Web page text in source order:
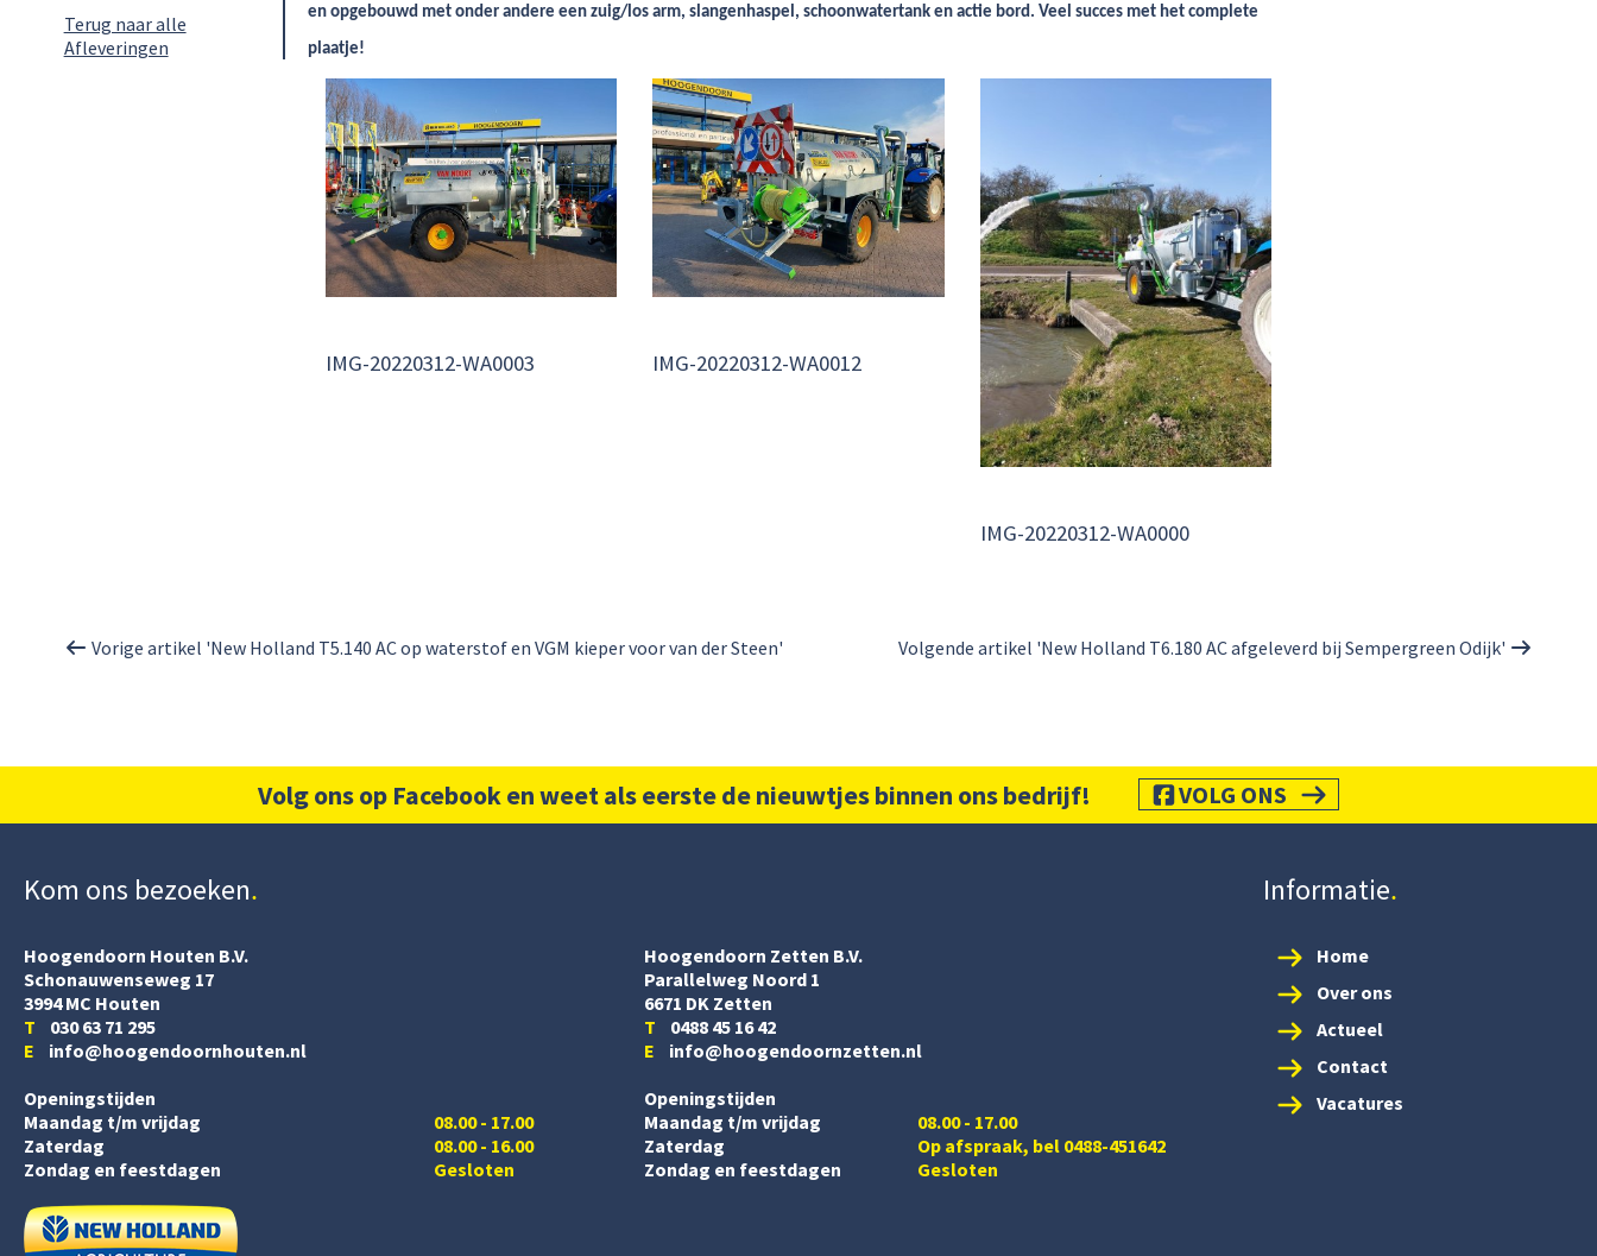
Terug naar alle
Afleveringen
en opgebouwd met onder andere een zuig/los arm, slangenhaspel, schoonwatertank en actie bord. Veel succes met het complete
plaatje!
IMG-20220312-WA0003 IMG-20220312-WA0012
IMG-20220312-WA0000
Volgende artikel 'New Holland T6.180 AC afgeleverd bij Sempergreen Odijk'
Vorige artikel 'New Holland T5.140 AC op waterstof en VGM kieper voor van der Steen'
Volg ons op Facebook en weet als eerste de nieuwtjes binnen ons bedrijf! VOLG ONS
Kom ons bezoeken
Hoogendoorn Houten B.V.
Schonauwenseweg 17
3994 MC Houten
T 030 63 71 295
E info@hoogendoornhouten.nl
Openingstijden
Maandag t/m vrijdag
Zaterdag
08.00 - 17.00
08.00 - 16.00
Zondag en feestdagen
Gesloten
Hoogendoorn Zetten B.V.
Parallelweg Noord 1
6671 DK Zetten
T 0488 45 16 42
E info@hoogendoornzetten.nl
Openingstijden
Maandag t/m vrijdag
08.00 - 17.00
Zaterdag
Op afspraak, bel 0488-451642
Zondag en feestdagen
Gesloten
Informatie
Home
Over ons
Actueel
Contact
Vacatures